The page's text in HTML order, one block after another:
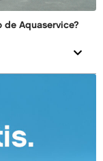
de Aquaservice?